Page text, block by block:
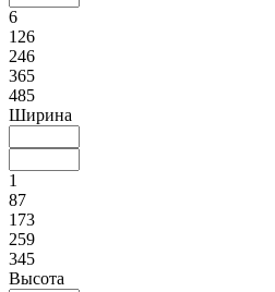
6
126
246
365
485
Ширина
1
87
173
259
345
Высота